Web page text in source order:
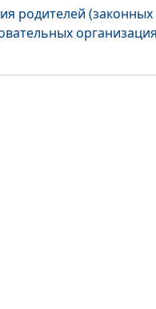
родителей